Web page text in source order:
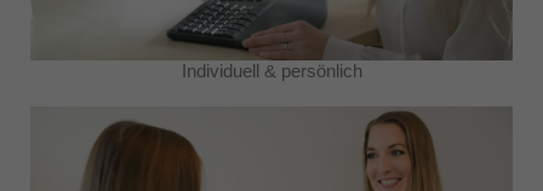
Individuell & persönlich